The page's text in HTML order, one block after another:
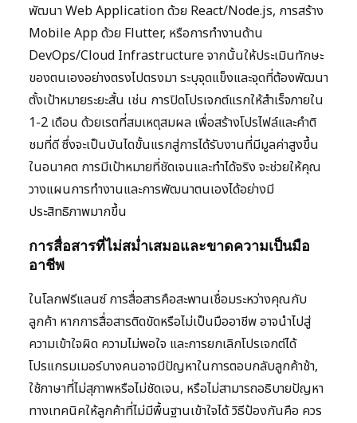
พัฒนา Web Application ด้วย React/Node.js, การสร้าง
Mobile App ด้วย Flutter, หรือการทำงานด้าน
DevOps/Cloud Infrastructure จากนั้นให้ประเมินทักษะ
ของตนเองอย่างตรงไปตรงมา ระบุจุดแข็งและจุดที่ต้องพัฒนา
ตั้งเป้าหมายระยะสั้น เช่น การปิดโปรเจกต์แรกให้สำเร็จภายใน
1-2 เดือน ด้วยเรตที่สมเหตุสมผล เพื่อสร้างโปรไฟล์และคำติ
ชมที่ดี ซึ่งจะเป็นบันไดขั้นแรกสู่การได้รับงานที่มีมูลค่าสูงขึ้น
ในอนาคต การมีเป้าหมายที่ชัดเจนและทำได้จริง จะช่วยให้คุณ
วางแผนการทำงานและการพัฒนาตนเองได้อย่างมี
ประสิทธิภาพมากขึ้น
การสื่อสารที่ไม่สม่ำเสมอและขาดความเป็นมือ
อาชีพ
ในโลกฟรีแลนซ์ การสื่อสารคือสะพานเชื่อมระหว่างคุณกับ
ลูกค้า หากการสื่อสารติดขัดหรือไม่เป็นมืออาชีพ อาจนำไปสู่
ความเข้าใจผิด ความไม่พอใจ และการยกเลิกโปรเจกต์ได้
โปรแกรมเมอร์บางคนอาจมีปัญหาในการตอบกลับลูกค้าช้า,
ใช้ภาษาที่ไม่สุภาพหรือไม่ชัดเจน, หรือไม่สามารถอธิบายปัญหา
ทางเทคนิคให้ลูกค้าที่ไม่มีพื้นฐานเข้าใจได้ วิธีป้องกันคือ ควร